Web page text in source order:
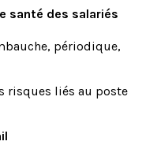
santé des salariés
périodique,
risques liés au poste